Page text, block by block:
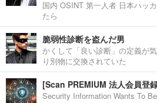
国内 OSINT 第一人者 日本ハッ
たら
脆弱性診断を盗んだ男
かくして「良い診断」の定義が
り別物に交換されていた
[Scan PREMIUM 法人会員登
Security Information Wants To